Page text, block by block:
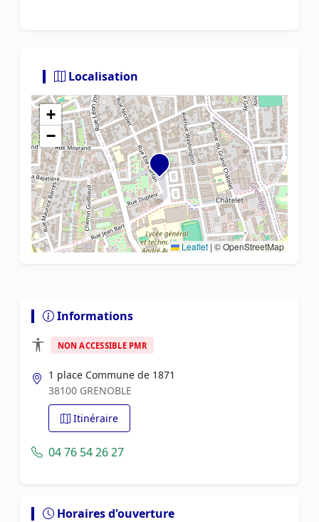
Localisation
+
−
Leaflet | © OpenStreetMap
Informations
NON ACCESSIBLE PMR
1 place Commune de 1871
38100 GRENOBLE
Itinéraire
04 76 54 26 27
Horaires d'ouverture